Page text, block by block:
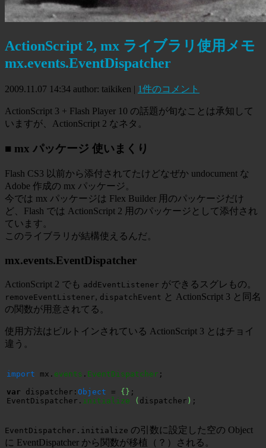
ActionScript 2, mx ライブラリ使用メモ
mx.events.EventDispatcher
2009.11.07 14:34 author: taikiken | 1件のコメント
ActionScript 3 + Flash Player 10 の話題が旬なことは承知して
いますが、ActionScript 2 なネタ。
■ mx パッケージ 使いまくり
Flash CS3 以前から添付されてたけどなぜか undocument な
Adobe 作成の mx パッケージ。
今では mx パッケージは Flex Builder 用のパッケージだけ
ど、Flash では ActionScript 2 用のパッケージとして添付され
ています。
このライブラリが結構使えるんだ。
mx.events.EventDispatcher
ActionScript 2 でも addEventListener ができるスグレもの。
removeEventListener, dispatchEvent と ActionScript 3 と同名
の関数が用意されてる。
使用方法はビルトインされている ActionScript 3 とはチョイ
違う。
import mx. events . EventDispatcher ;
var dispatcher: Object = {} ;
EventDispatcher. initialize ( dispatcher ) ;
EventDispatcher.initialize の引数に設定した空の Object
に EventDispatcher から関数が移植（？）される。